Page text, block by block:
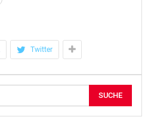
der Veranstaltung waren
entlang der
sowie im Prater unterwegs.
zu verzeichnen.
Twitter